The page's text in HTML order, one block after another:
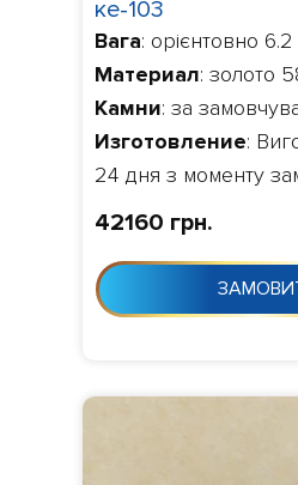
ке-103
Вага: орієнтовно
Материал: золото
Камни: за
Изготовление:
24 дня з моменту
42160 грн.